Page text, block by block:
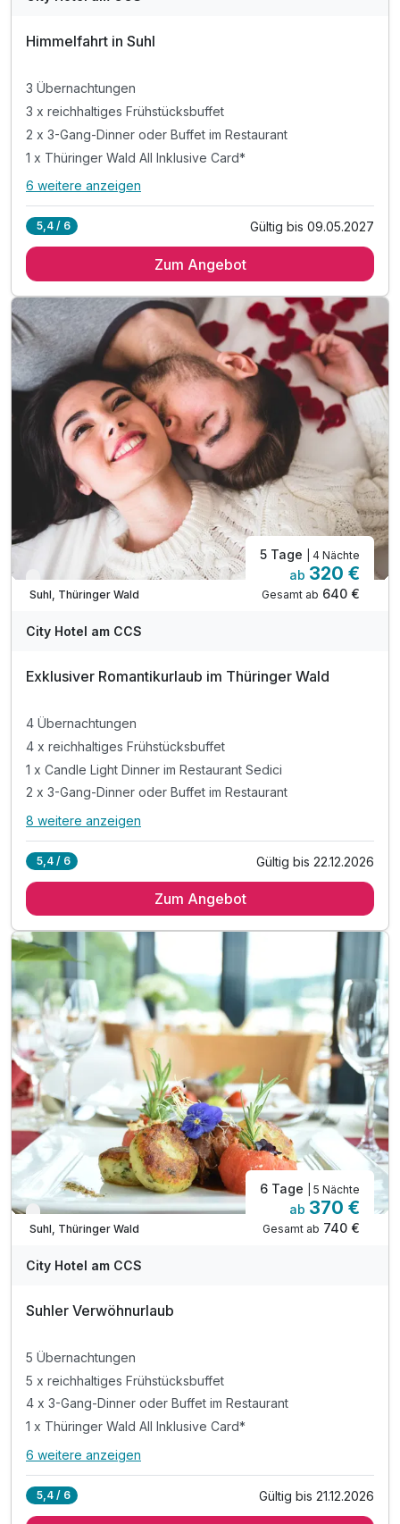
Himmelfahrt in Suhl
3 Übernachtungen
3 x reichhaltiges Frühstücksbuffet
2 x 3-Gang-Dinner oder Buffet im Restaurant
1 x Thüringer Wald All Inklusive Card*
Alle Inklusivleistungen
3 x reichhaltiges Frühstücksbuffet
1 x Thüringer Wald All Inklusive Card*
* Eintritt in das H2Oberhof Wellness & Erlebnisbad
* Eintritt in das SAALEMAXX Erlebnisbad
* Fahrt mit der Sommerrodelbahn Ruhla
* Fahrt mit der Thüringer Bergbahn
* und vieles mehr!
inkl. WLAN
6 weitere anzeigen
5,4 / 6 Gültig bis 09.05.2027
Zum Angebot
Verfügbar bis Dezember
Suhl, Thüringer Wald
5 Tage | 4 Nächte
ab 320 €
Gesamt ab 640 €
City Hotel am CCS
Exklusiver Romantikurlaub im Thüringer Wald
4 Übernachtungen
4 x reichhaltiges Frühstücksbuffet
1 x Candle Light Dinner im Restaurant Sedici
2 x 3-Gang-Dinner oder Buffet im Restaurant
Alle Inklusivleistungen
4 x reichhaltiges Frühstücksbuffet
2 x 3-Gang-Dinner oder Buffet im Restaurant
1 x Flasche Sekt "Hausmarke" bei Anreise
1 x Thüringer Wald All Inklusive Card*
* Eintritt in das H2Oberhof Wellness & Erlebnisbad
* Eintritt in das SAALEMAXX Erlebnisbad
* Fahrt mit der Sommerrodelbahn Ruhla
* Fahrt mit der Thüringer Bergbahn und vieles mehr
inkl. Bademantel für den Aufenthaltszeitraum
inkl. WLAN
8 weitere anzeigen
5,4 / 6 Gültig bis 22.12.2026
Zum Angebot
Verfügbar bis Dezember
Suhl, Thüringer Wald
6 Tage | 5 Nächte
ab 370 €
Gesamt ab 740 €
City Hotel am CCS
Suhler Verwöhnurlaub
5 Übernachtungen
5 x reichhaltiges Frühstücksbuffet
4 x 3-Gang-Dinner oder Buffet im Restaurant
1 x Thüringer Wald All Inklusive Card*
Alle Inklusivleistungen
6 weitere anzeigen
5,4 / 6 Gültig bis 21.12.2026